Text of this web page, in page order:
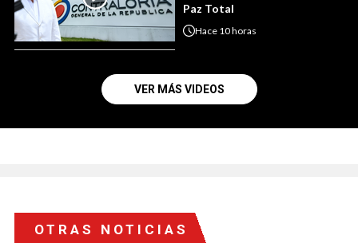
Paz Total
Hace 10 horas
VER MÁS VIDEOS
OTRAS NOTICIAS